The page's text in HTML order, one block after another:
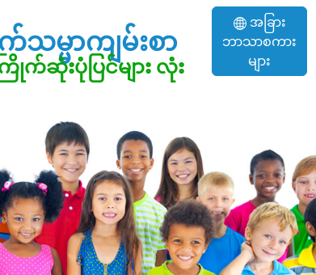
မ္မာကျမ်းစာ
က်ဆုံးပုံပြင်များ လုံး
အခြား
ဘာသာစကား
များ